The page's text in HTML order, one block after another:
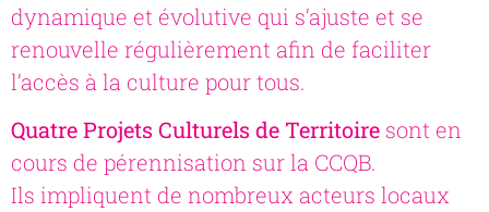
dynamique et évolutive qui s’ajuste et se
renouvelle régulièrement afin de faciliter
l’accès à la culture pour tous.
Quatre Projets Culturels de Territoire sont en
cours de pérennisation sur la CCQB.
Ils impliquent de nombreux acteurs locaux